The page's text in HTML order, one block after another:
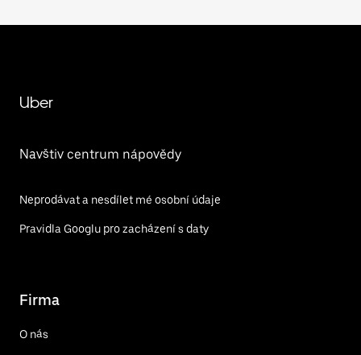
Uber
Navštiv centrum nápovědy
Neprodávat a nesdílet mé osobní údaje
Pravidla Googlu pro zacházení s daty
Firma
O nás